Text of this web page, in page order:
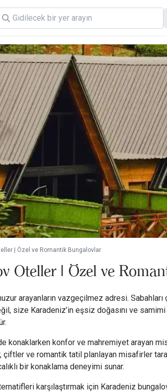
| Özel ve Romantik Bungalovlar
Oteller | Özel ve
arayanların vazgeçilmez adresi.
size Karadeniz’in eşsiz doğasını ve
konaklarken konfor ve mahremiyet arayan
çiftler ve romantik tatil planlayan misafirler
bir konaklama deneyimi sunar.
karşılaştırmak için Karadeniz